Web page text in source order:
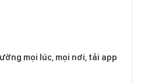
mọi lúc, mọi nơi, tải app